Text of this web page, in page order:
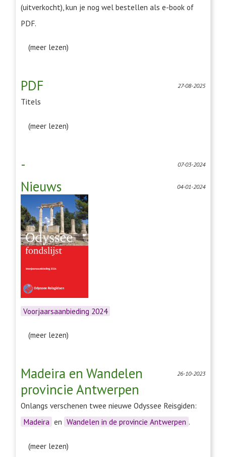
(uitverkocht), kun je nog wel bestellen als e-book of
PDF.
(meer lezen)
27-08-2025
PDF
Titels
(meer lezen)
07-03-2024
-
04-01-2024
Nieuws
Voorjaarsaanbieding 2024
(meer lezen)
26-10-2023
Madeira en Wandelen
provincie Antwerpen
Onlangs verschenen twee nieuwe Odyssee Reisgiden:
Madeira en Wandelen in de provincie Antwerpen .
(meer lezen)